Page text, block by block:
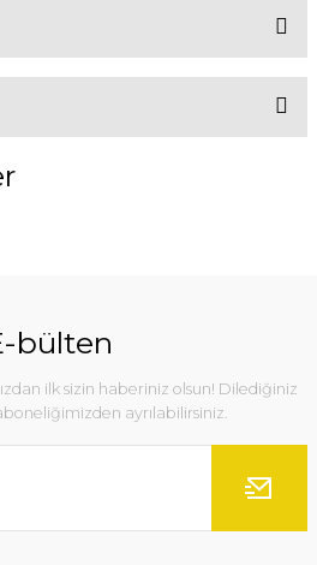
açıklamalarında ve diğer
noktaları öneri formunu kullanarak
pahalı.
olmalı.
bülten
ilk sizin haberiniz olsun! Dilediğiniz
ayrılabilirsiniz.